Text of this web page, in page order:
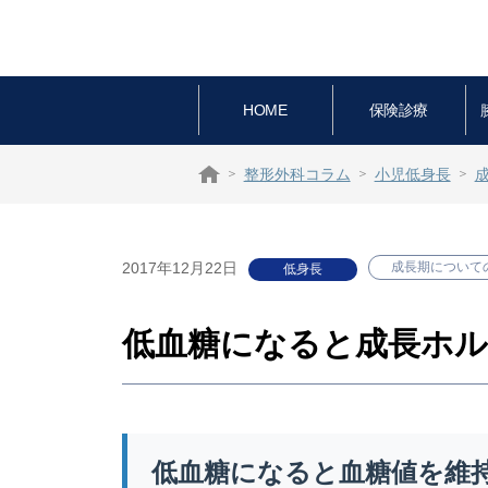
HOME 保険診療
整形外科コラム 小児低身長
2017年12月22日 低身長 成長期について
低血糖になると成長ホ
低血糖になると血糖値を維